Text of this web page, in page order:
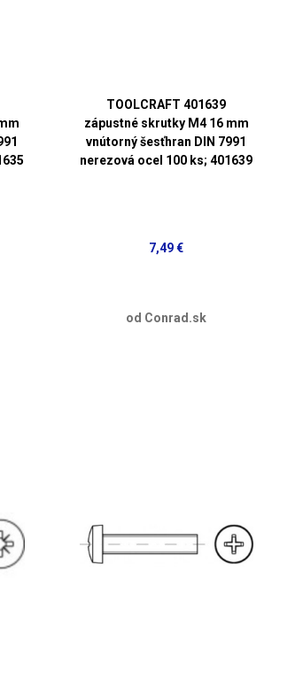
TOOLCRAFT 401639
zápustné skrutky M4 16 mm
vnútorný šesťhran DIN 7991
nerezová ocel 100 ks; 401639
7,49 €
od Conrad.sk